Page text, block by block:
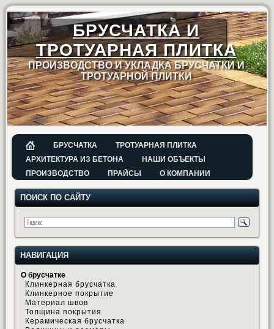
БРУСЧАТКА И
ТРОТУАРНАЯ ПЛИТКА
ПРОИЗВОДСТВО И УКЛАДКА БРУСЧАТКИ И
ТРОТУАРНОЙ ПЛИТКИ
БРУСЧАТКА
ТРОТУАРНАЯ ПЛИТКА
АРХИТЕКТУРА ИЗ БЕТОНА
НАШИ ОБЪЕКТЫ
ПРОИЗВОДСТВО
ПРАЙСЫ О КОМПАНИИ
ПОИСК ПО САЙТУ
НАВИГАЦИЯ
О брусчатке
Клинкерная брусчатка
Клинкерное покрытие
Материал швов
Толщина покрытия
Керамическая брусчатка